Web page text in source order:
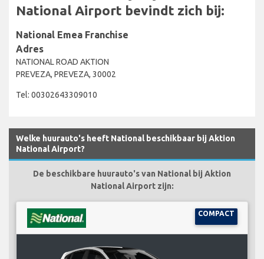
National Airport bevindt zich bij:
National Emea Franchise
Adres
NATIONAL ROAD AKTION
PREVEZA, PREVEZA, 30002
Tel: 00302643309010
Welke huurauto's heeft National beschikbaar bij Aktion
National Airport?
De beschikbare huurauto's van National bij Aktion
National Airport zijn:
COMPACT